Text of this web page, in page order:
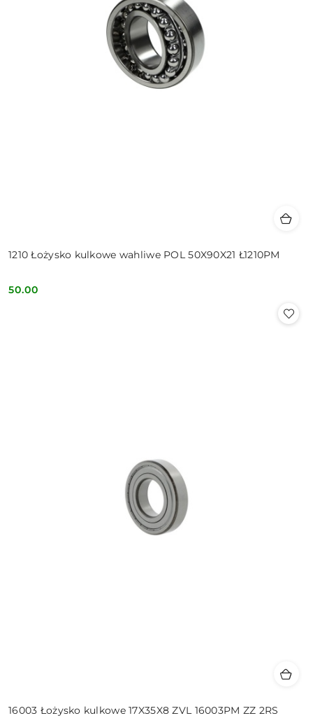
1210 Łożysko kulkowe wahliwe POL 50X90X21 Ł1210PM
Cena:
50.00
16003 Łożysko kulkowe 17X35X8 ZVL 16003PM ZZ 2RS